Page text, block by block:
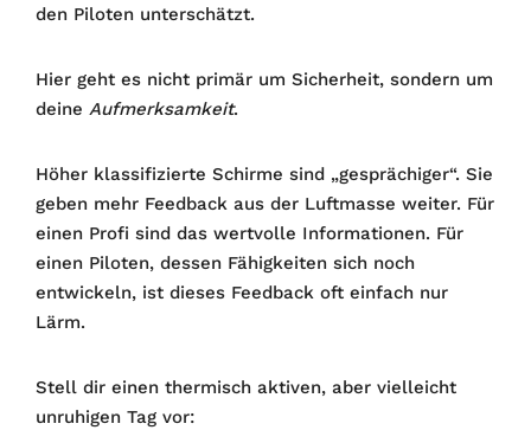
den Piloten unterschätzt.
Hier geht es nicht primär um Sicherheit, sondern um
deine Aufmerksamkeit.
Höher klassifizierte Schirme sind „gesprächiger“. Sie
geben mehr Feedback aus der Luftmasse weiter. Für
einen Profi sind das wertvolle Informationen. Für
einen Piloten, dessen Fähigkeiten sich noch
entwickeln, ist dieses Feedback oft einfach nur
Lärm.
Stell dir einen thermisch aktiven, aber vielleicht
unruhigen Tag vor: